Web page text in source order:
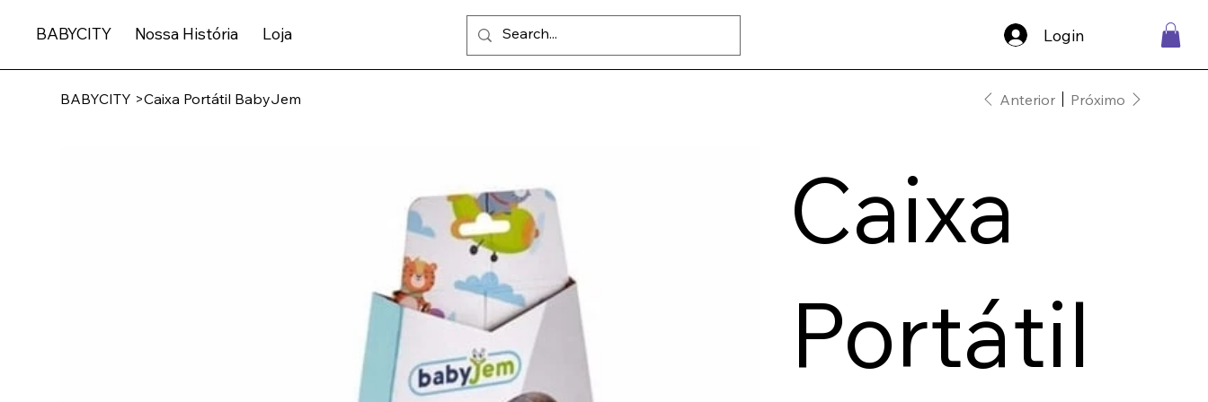
BABYCITY Nossa História Loja Login
BABYCITY >Caixa Portátil BabyJem Anterior Próximo
Caixa
Portátil